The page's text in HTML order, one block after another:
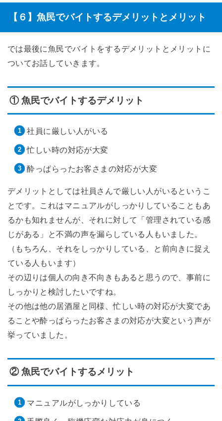
【６】魚民でバイトするデメリットとメリット
では最後に魚民でバイトをするデメリットとメリットに
ついてお話していきます。
① 魚民でバイトするデメリット
社員に厳しい人がいる
忙しい時の対応が大変
酔っぱらったお客さまの対応が大変
デメリットとしては社員さんで厳しい人がいるというこ
とです。これはマニュアルがしっかりしていることもあ
るかも知れませんが、それに対して「管理されている感
じがある」と不満の声を漏らしている人もいました。
（もちろん、それをしっかりしている、と前向きに捉え
ている人もいます）
その辺りは個人の向き不向きもあると思うので、事前に
しっかりと検討したいですね。
その他は他の居酒屋と同様、忙しい時の対応が大変であ
ることや酔っぱらったお客さまの対応が大変という声が
挙っていました。
② 魚民でバイトするメリット
マニュアルがしっかりしている